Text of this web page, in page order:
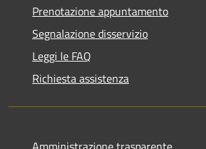
Prenotazione appuntamento
Segnalazione disservizio
Leggi le FAQ
Richiesta assistenza